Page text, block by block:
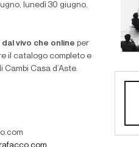
lunedì 30 giugno,
vivo che onlineper
il catalogo completo e
Casa d’Aste.